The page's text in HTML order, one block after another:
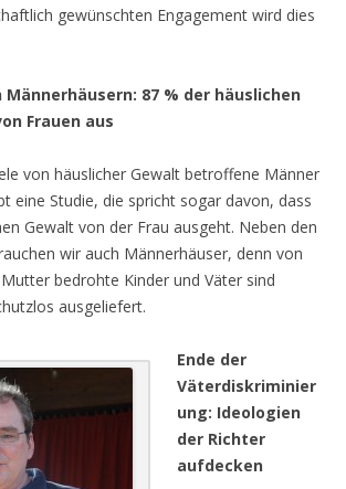
gewünschten Engagement wird dies
Männerhäusern: 87 % der häuslichen
Frauen aus
von häuslicher Gewalt betroffene Männer
eine Studie, die spricht sogar davon, dass
Gewalt von der Frau ausgeht. Neben den
wir auch Männerhäuser, denn von
bedrohte Kinder und Väter sind
ausgeliefert.
Ende der
Väterdiskriminier
ung: Ideologien
der Richter
aufdecken